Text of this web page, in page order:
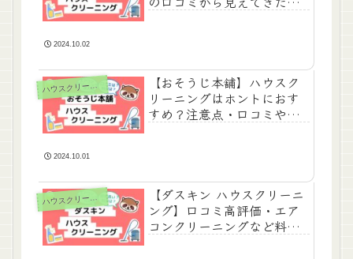
2024.10.02
ハ
ウスクリーニング
【おそうじ本舗】ハウスク
リーニングはホントにおす
すめ？注意点・口コミや評
2024.10.01
ハ
ウスクリーニング
【ダスキン ハウスクリーニ
ング】口コミ高評価・エア
コンクリーニングなど料金